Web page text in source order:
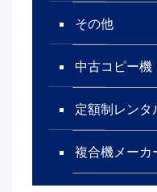
その他
中古コピー機
定額制レンタ
複合機メーカ